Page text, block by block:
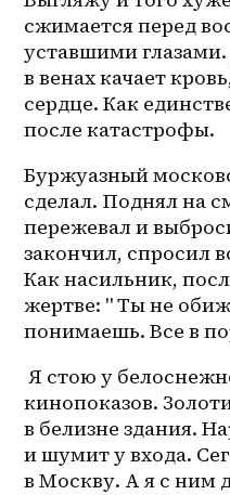
сжимается перед
уставшими
в венах качает
сердце. Как
после катастрофы.
Буржуазный
сделал. Поднял на
пережевал и
закончил, спросил
Как насильник,
жертве: " Ты не
понимаешь. Все в
Я стою у белоснежного дворца
кинопоказов.
в белизне здания.
и шумит у входа.
в Москву. А я с